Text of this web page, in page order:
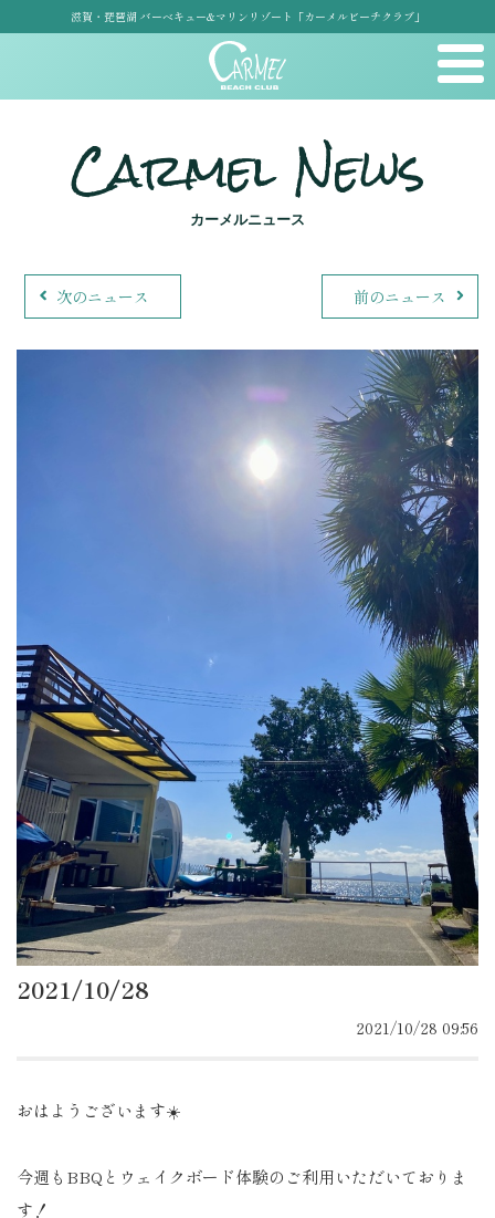
滋賀・琵琶湖 バーベキュー&マリンリゾート「カーメルビーチクラブ」
Carmel News
カーメルニュース
次のニュース 前のニュース
2021/10/28
2021/10/28 09:56
おはようございます☀️
今週もBBQとウェイクボード体験のご利用いただいておりま
す！